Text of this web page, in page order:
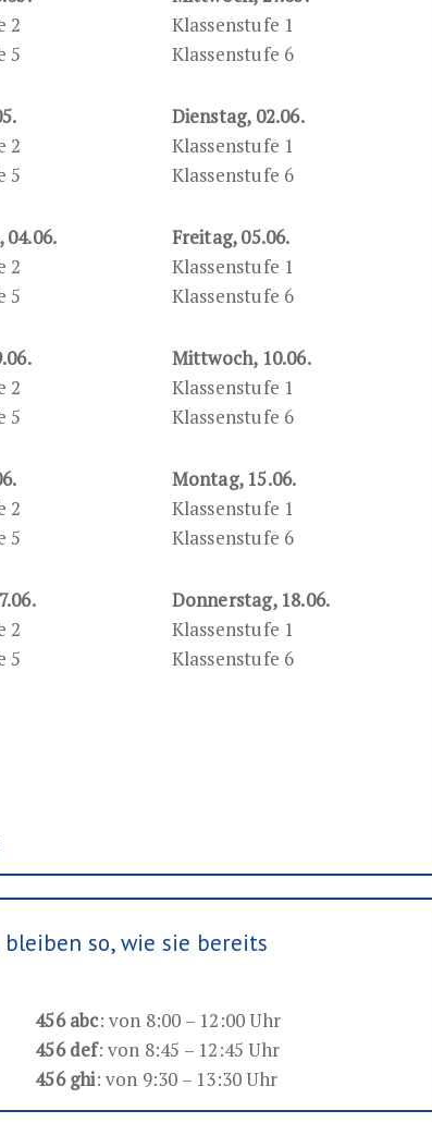
2
5
Klassenstufe 1
Klassenstufe 6
2
5
Dienstag, 02.06.
Klassenstufe 1
Klassenstufe 6
2
5
Freitag, 05.06.
Klassenstufe 1
Klassenstufe 6
2
5
Mittwoch, 10.06.
Klassenstufe 1
Klassenstufe 6
2
5
Montag, 15.06.
Klassenstufe 1
Klassenstufe 6
2
5
Donnerstag, 18.06.
Klassenstufe 1
Klassenstufe 6
so, wie sie bereits
456 abc: von 8:00 – 12:00 Uhr
456 def: von 8:45 – 12:45 Uhr
456 ghi: von 9:30 – 13:30 Uhr